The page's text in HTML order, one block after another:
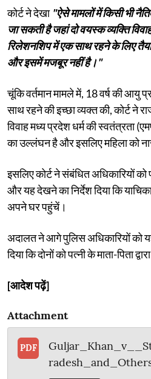
कोर्ट ने देखा "ऐसे मामलों में किसी भी
जा सकती है जहां दो वयस्क व्यक्ति
रिलेशनशिप में एक साथ रहने के लिए
और इसमें मजबूर नहीं है।"
चूंकि वर्तमान मामले में, 18 वर्ष की आयु
साथ रहने की इच्छा व्यक्त की, कोर्ट ने
विवाह मध्य प्रदेश धर्म की स्वतंत्रता
का उल्लंघन है और इसलिए महिला को
इसलिए कोर्ट ने संबंधित अधिकारियों को
और यह देखने का निर्देश दिया कि
अपने घर पहुंचें।
अदालत ने आगे पुलिस अधिकारियों को
दिया कि दोनों को पत्नी के माता-पिता
[आदेश पढ़ें]
Attachment
PDF